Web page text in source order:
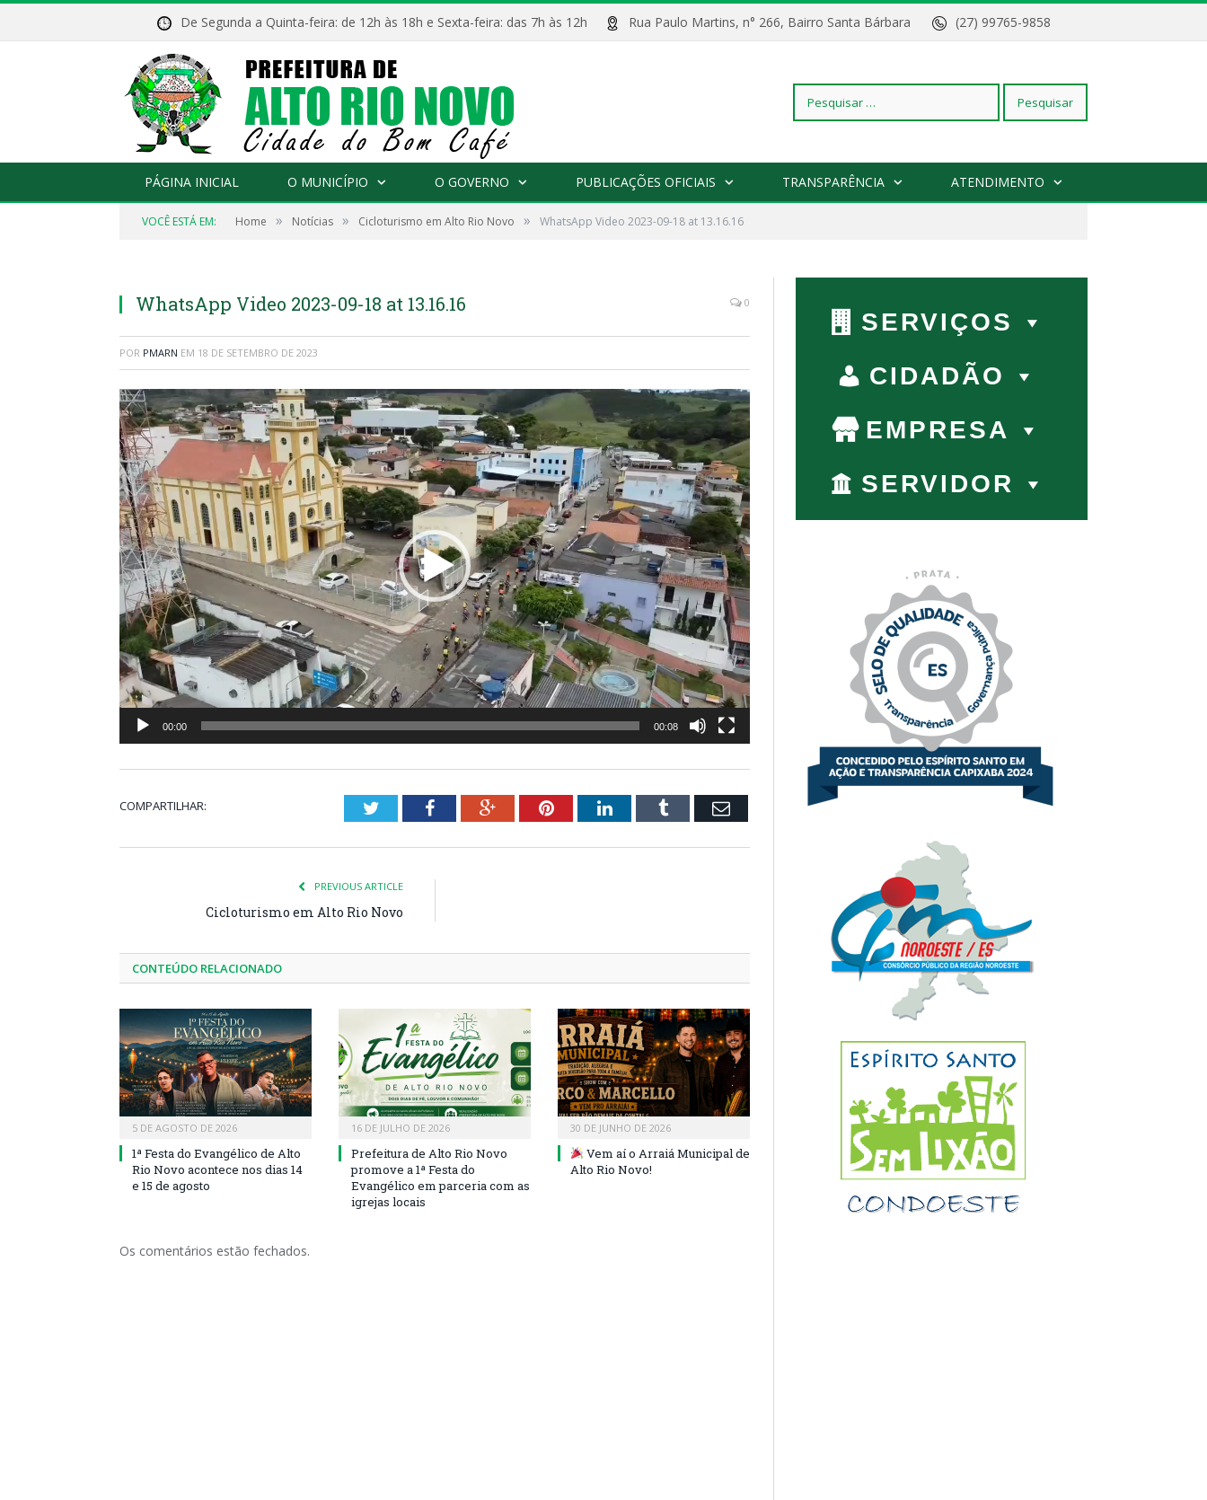
De Segunda a Quinta-feira: de 12h às 18h e Sexta-feira: das 7h às 12h Rua Paulo Martins, n° 266, Bairro Santa Bárbara (27) 99765-9858
Pesquisar
PÁGINA INICIAL O MUNICÍPIO O GOVERNO PUBLICAÇÕES OFICIAIS TRANSPARÊNCIA ATENDIMENTO
VOCÊ ESTÁ EM: Home » Notícias » Cicloturismo em Alto Rio Novo » WhatsApp Video 2023-09-18 at 13.16.16
WhatsApp Video 2023-09-18 at 13.16.16 0
POR PMARN EM 18 DE SETEMBRO DE 2023
Tocador
de
vídeo
00:00 00:08
COMPARTILHAR: TwitterFacebookGoogle+PinterestLinkedInTumblr Email
PREVIOUS ARTICLE
Cicloturismo em Alto Rio Novo
CONTEÚDO RELACIONADO
5 DE AGOSTO DE 2026
1ª Festa do Evangélico de Alto
Rio Novo acontece nos dias 14
e 15 de agosto
16 DE JULHO DE 2026
Prefeitura de Alto Rio Novo
promove a 1ª Festa do
Evangélico em parceria com as
igrejas locais
30 DE JUNHO DE 2026
Vem aí o Arraiá Municipal de
Alto Rio Novo!
Os comentários estão fechados.
SERVIÇOS
CIDADÃO
EMPRESA
SERVIDOR